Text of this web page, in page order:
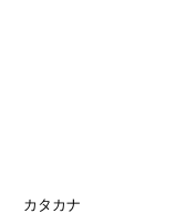
カタカナ